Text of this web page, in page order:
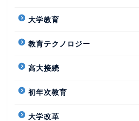
大学教育
教育テクノロジー
高大接続
初年次教育
大学改革